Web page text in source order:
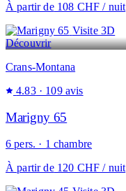
À partir de108 CHF / nuit
Visite 3D
Découvrir
Crans-Montana
4.83 · 109 avis
Marigny 65
6 pers. · 1 chambre
À partir de120 CHF / nuit